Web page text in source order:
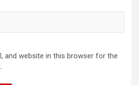
and website in this browser for the